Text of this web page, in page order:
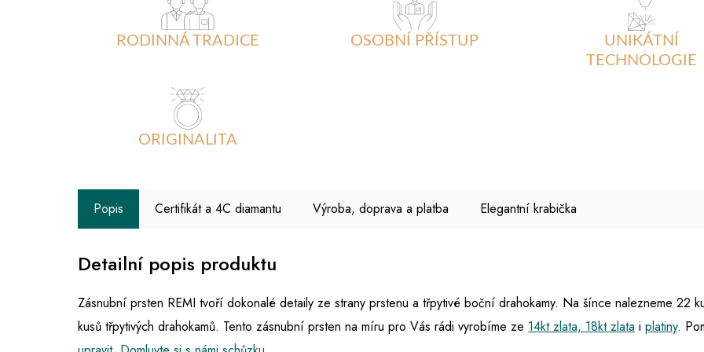
RODINNÁ TRADICE OSOBNÍ PŘÍSTUP
UNIKÁTNÍ
TECHNOLOGIE
ORIGINALITA
Popis Certifikát a 4C diamantu Výroba, doprava a platba Elegantní krabička
Detailní popis produktu
Zásnubní prsten REMI tvoří dokonalé detaily ze strany prstenu a třpytivé boční drahokamy. Na šínce nalezneme 22
kusů třpytivých drahokamů. Tento zásnubní prsten na míru pro Vás rádi vyrobíme ze 14kt zlata, 18kt zlata i platiny.